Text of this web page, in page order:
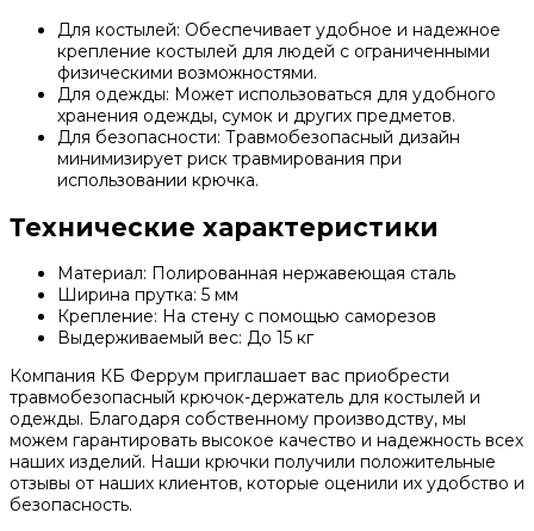
Для костылей: Обеспечивает удобное и надежное
крепление костылей для людей с ограниченными
физическими возможностями.
Для одежды: Может использоваться для удобного
хранения одежды, сумок и других предметов.
Для безопасности: Травмобезопасный дизайн
минимизирует риск травмирования при
использовании крючка.
Технические характеристики
Материал: Полированная нержавеющая сталь
Ширина прутка: 5 мм
Крепление: На стену с помощью саморезов
Выдерживаемый вес: До 15 кг
Компания КБ Феррум приглашает вас приобрести
травмобезопасный крючок-держатель для костылей и
одежды. Благодаря собственному производству, мы
можем гарантировать высокое качество и надежность всех
наших изделий. Наши крючки получили положительные
отзывы от наших клиентов, которые оценили их удобство и
безопасность.